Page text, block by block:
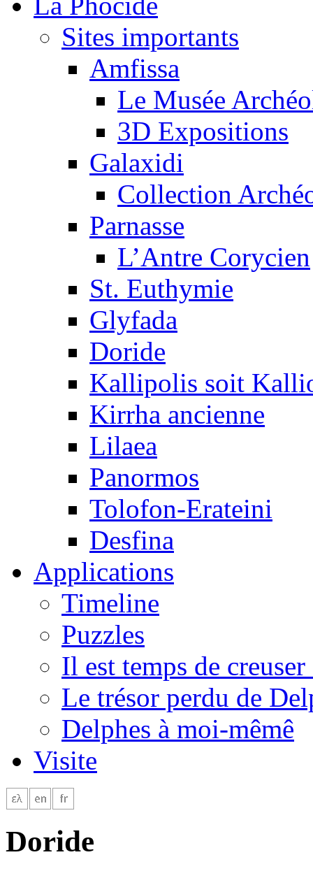
Sites importants
Amfissa
Le Musée
3D Expositions
Galaxidi
Collection
Parnasse
L’Antre Corycien
St. Euthymie
Glyfada
Doride
Kallipolis soit
Kirrha ancienne
Lilaea
Panormos
Tolofon-Erateini
Desfina
Applications
Timeline
Puzzles
Il est temps de
Le trésor perdu de
Delphes à moi-mêmê
Visite
Doride